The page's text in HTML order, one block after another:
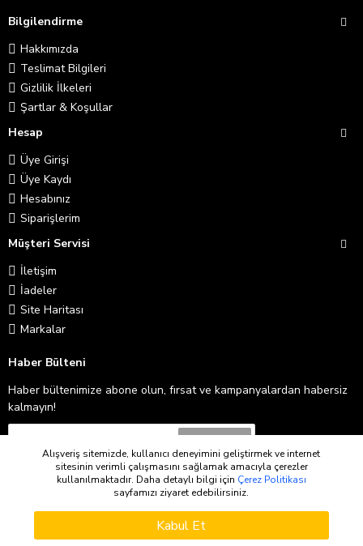
Sepete Ekle
Bilgilendirme
Hakkımızda
Teslimat Bilgileri
Gizlilik İlkeleri
Şartlar & Koşullar
Hesap
Üye Girişi
Üye Kaydı
Hesabınız
Siparişlerim
Müşteri Servisi
İletişim
İadeler
Site Haritası
Markalar
Haber Bülteni
Haber bültenimize abone olun, fırsat ve kampanyalardan habersiz
kalmayın!
Abone Ol
Gizlilik İlkeleri 'ni okudum ve kabul ediyorum.
Copyright © 2026
Alışveriş sitemizde, kullanıcı deneyimini geliştirmek ve internet
sitesinin verimli çalışmasını sağlamak amacıyla çerezler
kullanılmaktadır. Daha detaylı bilgi için Çerez Politikası
sayfamızı ziyaret edebilirsiniz.
Kabul Et